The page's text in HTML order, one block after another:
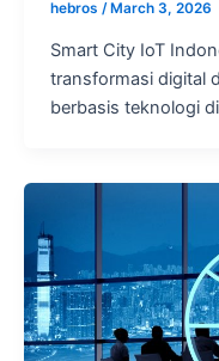
hebros /March 3, 2026
Smart City IoT
transformasi digital
berbasis teknologi